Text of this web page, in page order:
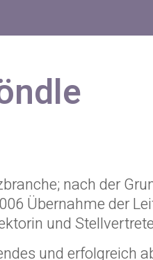
nach der
Übernahme der
und
und erfolgreich